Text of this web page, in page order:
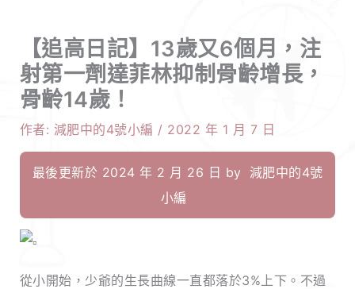
【追高日記】13歲又6個月，注
射第一劑達菲林抑制骨齡增長，
骨齡14歲！
作者: 減肥中的4號小編 / 2022 年 1 月 7 日
最後更新於 2024 年 2 月 26 日 by
減肥中的4號
小編
從小開始，少爺的生長曲線一直都落於3%上下。不過